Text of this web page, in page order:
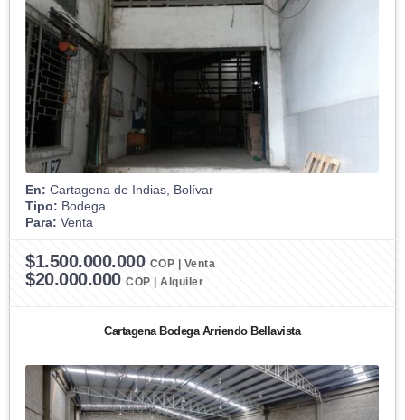
En: Cartagena de Indias, Bolívar
Tipo: Bodega
Para: Venta
$1.500.000.000 COP | Venta
$20.000.000 COP | Alquiler
Cartagena Bodega Arriendo Bellavista